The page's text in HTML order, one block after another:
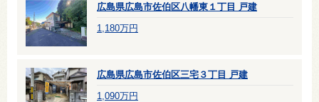
広島県広島市佐伯区八幡東１丁目 戸建
1,180万円
広島県広島市佐伯区三宅３丁目 戸建
1,090万円